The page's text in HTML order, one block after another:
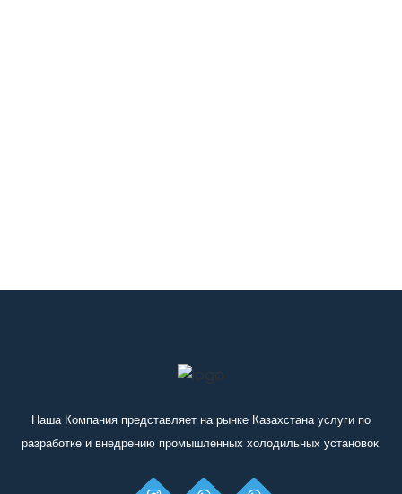
Наша Компания представляет на рынке Казахстана услуги по
разработке и внедрению промышленных холодильных установок.